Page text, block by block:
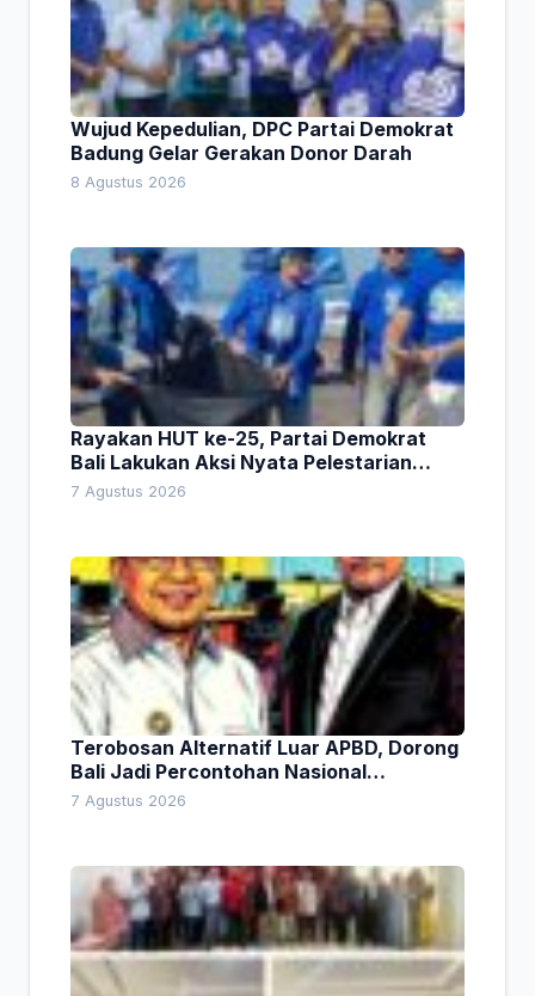
Wujud Kepedulian, DPC Partai Demokrat
Badung Gelar Gerakan Donor Darah
8 Agustus 2026
Rayakan HUT ke-25, Partai Demokrat
Bali Lakukan Aksi Nyata Pelestarian
Lingkungan
7 Agustus 2026
Terobosan Alternatif Luar APBD, Dorong
Bali Jadi Percontohan Nasional
Pembiayaan Daerah
7 Agustus 2026